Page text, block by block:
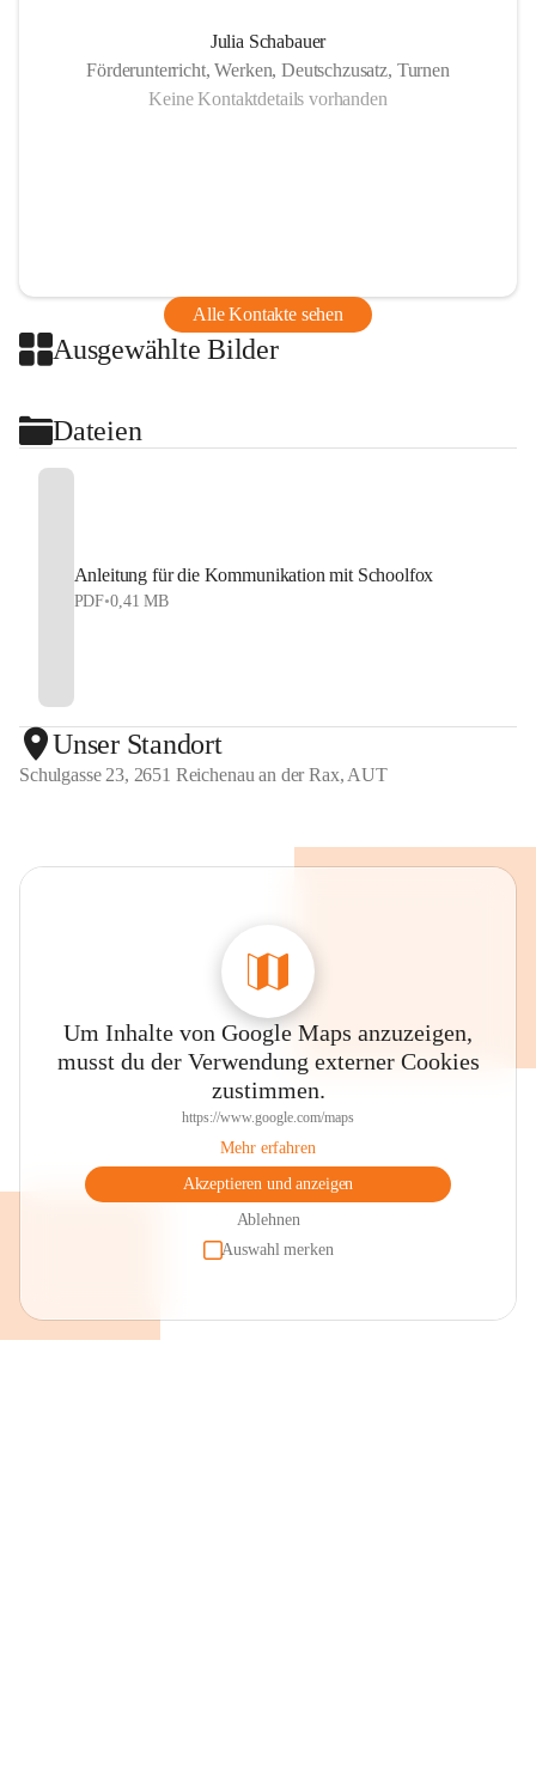
Julia Schabauer
Förderunterricht, Werken, Deutschzusatz, Turnen
Keine Kontaktdetails vorhanden
Alle Kontakte sehen
Ausgewählte Bilder
Dateien
Anleitung für die Kommunikation mit Schoolfox
PDF•0,41 MB
Unser Standort
Schulgasse 23, 2651 Reichenau an der Rax, AUT
Um Inhalte von Google Maps anzuzeigen,
musst du der Verwendung externer Cookies
zustimmen.
https://www.google.com/maps
Mehr erfahren
Akzeptieren und anzeigen
Ablehnen
Auswahl merken